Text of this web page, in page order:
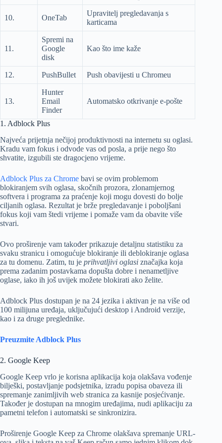
10. OneTab
Upravitelj pregledavanja s
karticama
11.
Spremi na
Google
disk
Kao što ime kaže
12. PushBullet Push obavijesti u Chromeu
13.
Hunter
Email
Finder
Automatsko otkrivanje e-pošte
1. Adblock Plus
Najveća prijetnja nečijoj produktivnosti na internetu su oglasi.
Kradu vam fokus i odvode vas od posla, a prije nego što
shvatite, izgubili ste dragocjeno vrijeme.
Adblock Plus za Chrome bavi se ovim problemom
blokiranjem svih oglasa, skočnih prozora, zlonamjernog
softvera i programa za praćenje koji mogu dovesti do bolje
ciljanih oglasa. Rezultat je brže pregledavanje i poboljšani
fokus koji vam štedi vrijeme i pomaže vam da obavite više
stvari.
Ovo proširenje vam također prikazuje detaljnu statistiku za
svaku stranicu i omogućuje blokiranje ili deblokiranje oglasa
za tu domenu. Zatim, tu je prihvatljivi oglasi značajka koja
prema zadanim postavkama dopušta dobre i nenametljive
oglase, iako ih još uvijek možete blokirati ako želite.
Adblock Plus dostupan je na 24 jezika i aktivan je na više od
100 milijuna uređaja, uključujući desktop i Android verzije,
kao i za druge preglednike.
Preuzmite Adblock Plus
2. Google Keep
Google Keep vrlo je korisna aplikacija koja olakšava vođenje
bilješki, postavljanje podsjetnika, izradu popisa obaveza ili
spremanje zanimljivih web stranica za kasnije posjećivanje.
Također je dostupan na mnogim uređajima, nudi aplikaciju za
pametni telefon i automatski se sinkronizira.
Proširenje Google Keep za Chrome olakšava spremanje URL-